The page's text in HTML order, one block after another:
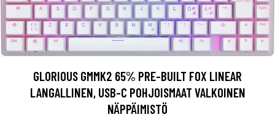
GLORIOUS GMMK2 65% PRE-BUILT FOX LINEAR
LANGALLINEN, USB-C POHJOISMAAT VALKOINEN
NÄPPÄIMISTÖ